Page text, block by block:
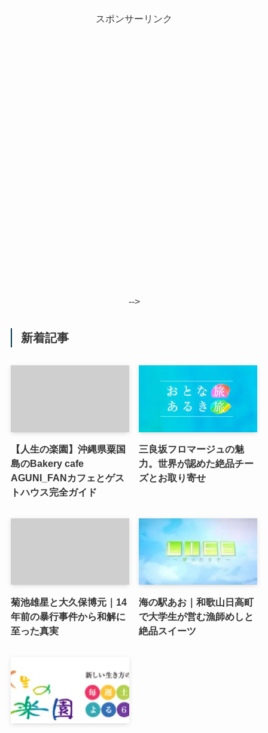
スポンサーリンク
-->
新着記事
【人生の楽園】沖縄県粟国
島のBakery cafe
AGUNI_FANカフェとゲス
トハウス完全ガイド
三良坂フロマージュの魅
力。世界が認めた絶品チー
ズとお取り寄せ
菊池雄星と大久保博元｜14
年前の暴行事件から和解に
至った真実
海の駅あお｜和歌山日高町
で大学生が営む漁師めしと
絶品スイーツ